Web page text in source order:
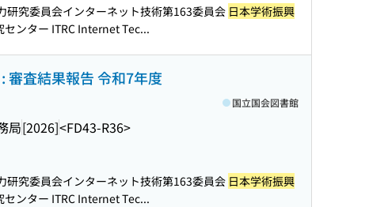
研究委員会インターネット技術第163委員会 日本学術振興
ンター ITRC Internet Tec...
審査結果報告 令和7年度
局[2026]<FD43-R36>
国立国会図書館
研究委員会インターネット技術第163委員会 日本学術振興
ンター ITRC Internet Tec...